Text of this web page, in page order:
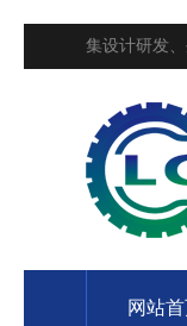
集设计研发
网站